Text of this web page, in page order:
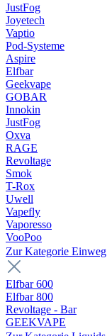
JustFog
Joyetech
Vaptio
Pod-Systeme
Aspire
Elfbar
Geekvape
GOBAR
Innokin
JustFog
Oxva
RAGE
Revoltage
Smok
T-Rox
Uwell
Vapefly
Vaporesso
VooPoo
Zur Kategorie Einweg
Elfbar 600
Elfbar 800
Revoltage - Bar
GEEKVAPE